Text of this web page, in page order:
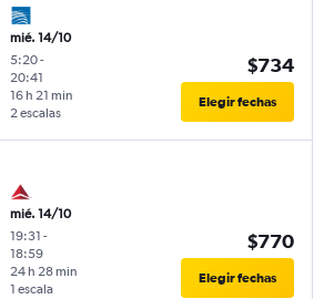
mié. 14/10
5:20-
20:41
2 escalas
16 h 21 min
$734
Elegir fechas
mié. 14/10
19:31 -
18:59
1 escala
24 h 28 min
$770
Elegir fechas